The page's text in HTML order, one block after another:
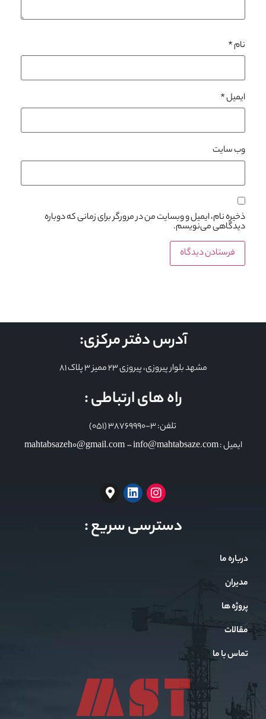
نام*
ایمیل*
وب‌ سایت
ذخیره نام، ایمیل و وبسایت من در مرورگر برای زمانی که دوباره
دیدگاهی می‌نویسم.
آدرس دفتر مرکزی:
مشهد بلوار پیروزی، پیروزی 23 ممیز 3 پلاک 81
راه های ارتباطی :
تلفن: 3-38769990 (051)
ایمیل : mahtabsazeh0@gmail.com – info@mahtabsaze.com
دسترسی سریع :
درباره ما
مدیران
پروژه ها
مقالات
تماس با ما